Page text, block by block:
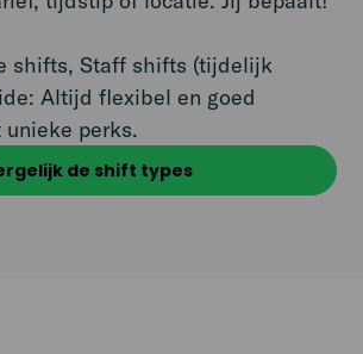
shifts, Staff shifts (tijdelijk
Altijd flexibel en goed
perks.
de shift types